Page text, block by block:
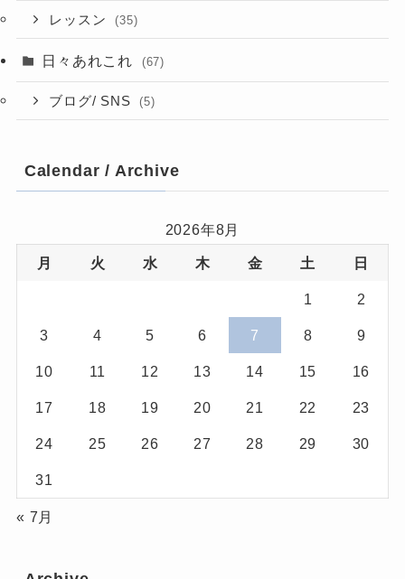
レッスン (35)
日々あれこれ (67)
ブログ/ SNS (5)
Calendar / Archive
2026年8月
月 火 水 木 金 土 日
1 2
3 4 5 6 7 8 9
10 11 12 13 14 15 16
17 18 19 20 21 22 23
24 25 26 27 28 29 30
31
« 7月